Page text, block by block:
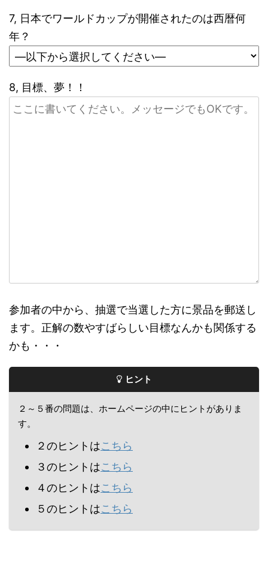
7, 日本でワールドカップが開催されたのは西暦何
年？
8, 目標、夢！！
参加者の中から、抽選で当選した方に景品を郵送し
ます。正解の数やすばらしい目標なんかも関係する
かも・・・
ヒント
２～５番の問題は、ホームページの中にヒントがありま
す。
２のヒントはこちら
３のヒントはこちら
４のヒントはこちら
５のヒントはこちら